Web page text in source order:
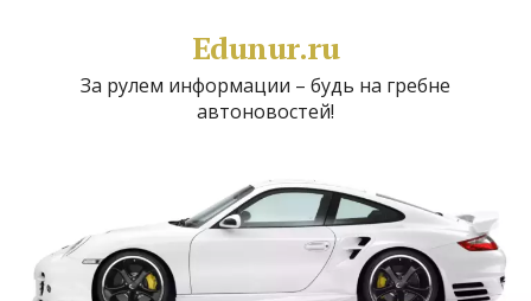
Edunur.ru
За рулем информации – будь на гребне
автоновостей!